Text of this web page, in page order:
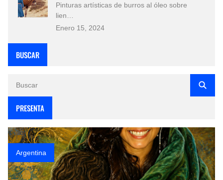
Pinturas artísticas de burros al óleo sobre
lien…
Enero 15, 2024
BUSCAR
PRESENTA
Argentina